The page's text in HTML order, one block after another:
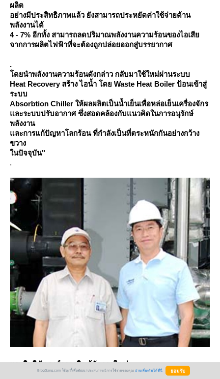
ผลิต
อย่างมีประสิทธิภาพแล้ว ยังสามารถประหยัดค่าใช้จ่ายด้าน
พลังงานได้
4 - 7% อีกทั้ง สามารถลดปริมาณพลังงานความร้อนของไอเสี
จากการผลิตไฟฟ้าที่จะต้องถูกปล่อยออกสู่บรรยากาศ
.
ดยนำพลังงานความร้อนดังกล่าว กลับมาใช้ใหม่ผ่านระบบ
Heat Recovery สร้าง ไอน้ำ โดย Waste Heat Boiler ป้อนเข้าสู่
ระบบ
Absorbtion Chiller ให้ผลผลิตเป็นน้ำเย็นเพื่อหล่อเย็นเครื่องจักร
ละระบบปรับอากาศ ซึ่งสอดคล้องกับแนวคิดในการอนุรักษ์
พลังงาน
ละการแก้ปัญหาโลกร้อน ที่กำลังเป็นที่ตระหนักกันอย่างกว้าง
ขวาง
นปัจจุบัน"
.
นายสิทธิชัย วงศ์ถาวรกิจผู้จัดการใหญ่
บริษัท ฝาจีบ จำกัด(มหาชน)
BlogGang.com ใช้คุกกี้เพื่อพัฒนาประสบการณ์การใช้งานของคุณ อ่านเพิ่มเติมได้ที่นี่